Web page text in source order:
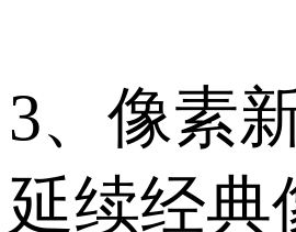
3、像素
延续经典